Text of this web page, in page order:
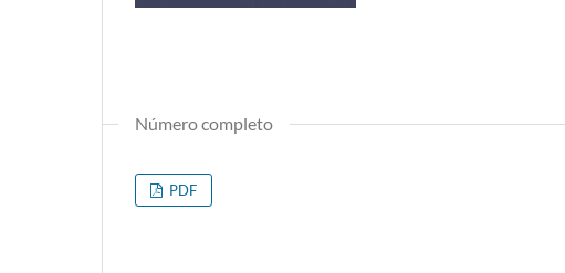
Número completo
PDF